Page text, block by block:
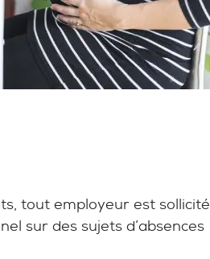
tout employeur est sollicité
sur des sujets d’absences